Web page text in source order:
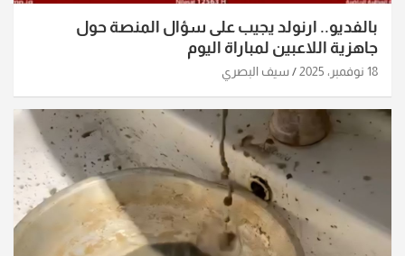
بالفديو.. ارنولد يجيب على سؤال المنصة حول
جاهزية اللاعبين لمباراة اليوم
18 نوفمبر، 2025 سيف البصري